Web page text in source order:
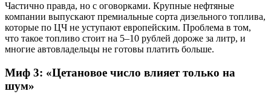
Частично правда, но с оговорками. Крупные нефтяные
компании выпускают премиальные сорта дизельного топлива,
которые по ЦЧ не уступают европейским. Проблема в том,
что такое топливо стоит на 5–10 рублей дороже за литр, и
многие автовладельцы не готовы платить больше.
Миф 3: «Цетановое число влияет только на
шум»